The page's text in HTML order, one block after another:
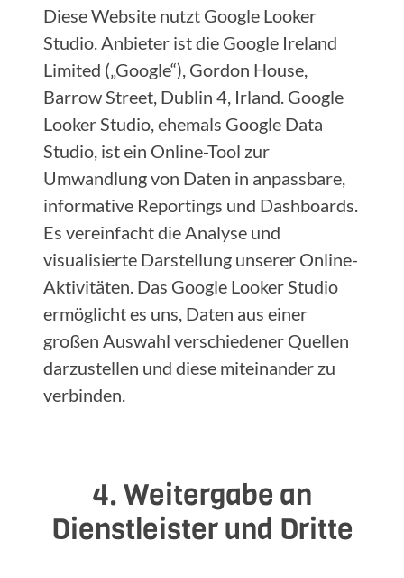
Diese Website nutzt Google Looker
Studio. Anbieter ist die Google Ireland
Limited („Google“), Gordon House,
Barrow Street, Dublin 4, Irland. Google
Looker Studio, ehemals Google Data
Studio, ist ein Online-Tool zur
Umwandlung von Daten in anpassbare,
informative Reportings und Dashboards.
Es vereinfacht die Analyse und
visualisierte Darstellung unserer Online-
Aktivitäten. Das Google Looker Studio
ermöglicht es uns, Daten aus einer
großen Auswahl verschiedener Quellen
darzustellen und diese miteinander zu
verbinden.
4. Weitergabe an
Dienstleister und Dritte